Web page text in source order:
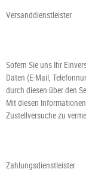
Versanddienstleister
Sofern Sie uns Ihr
Daten (E-Mail,
durch diesen über den
Mit diesen
Zustellversuche zu
Zahlungsdienstleister